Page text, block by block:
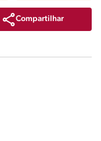
Compartilhar